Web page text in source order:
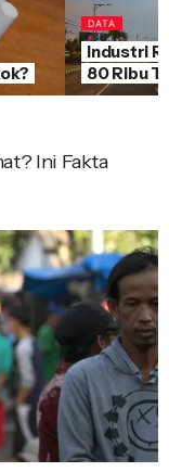
DATA
Industri
80 Ribu
Ini Fakta